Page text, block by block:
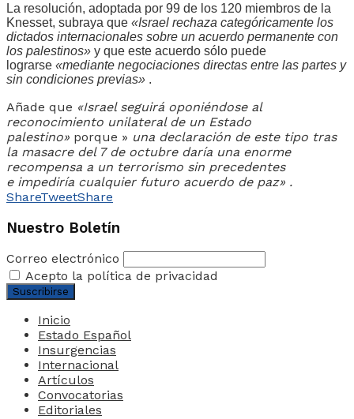
La resolución, adoptada por 99 de los 120 miembros de la
Knesset, subraya que «Israel rechaza categóricamente los
dictados internacionales sobre un acuerdo permanente con
los palestinos» y que este acuerdo sólo puede
lograrse «mediante negociaciones directas entre las partes y
sin condiciones previas» .
Añade que «Israel seguirá oponiéndose al
reconocimiento unilateral de un Estado
palestino» porque » una declaración de este tipo tras
la masacre del 7 de octubre daría una enorme
recompensa a un terrorismo sin precedentes
e impediría cualquier futuro acuerdo de paz» .
ShareTweetShare
Nuestro Boletín
Correo electrónico
Acepto la política de privacidad
Inicio
Estado Español
Insurgencias
Internacional
Artículos
Convocatorias
Editoriales